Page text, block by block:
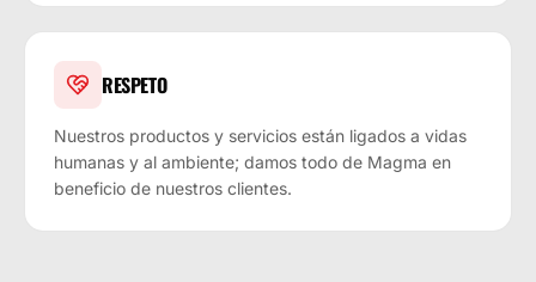
RESPETO
Nuestros productos y servicios están ligados a vidas
humanas y al ambiente; damos todo de Magma en
beneficio de nuestros clientes.